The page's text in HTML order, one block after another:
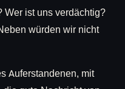
Wer ist uns verdächtig?
würden wir nicht
Auferstandenen, mit